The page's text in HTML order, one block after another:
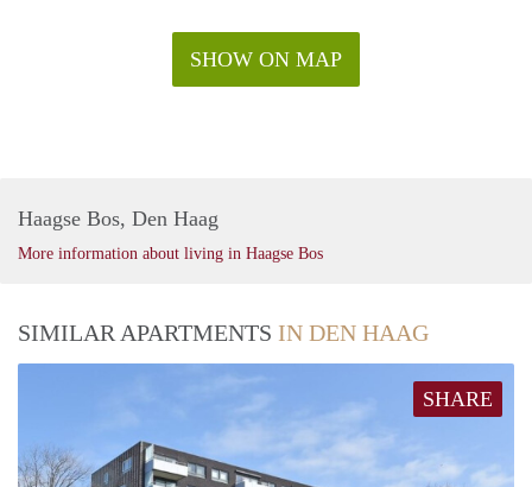
SHOW ON MAP
Haagse Bos, Den Haag
More information about living in Haagse Bos
SIMILAR APARTMENTS IN DEN HAAG
SHARE